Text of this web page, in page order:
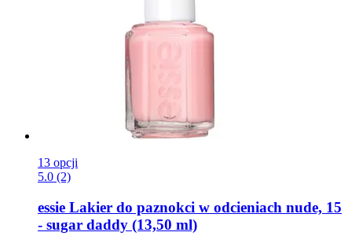
13 opcji
5.0 (2)
essie Lakier do paznokci w odcieniach nude, 15
-​ sugar daddy (13,50 ml)